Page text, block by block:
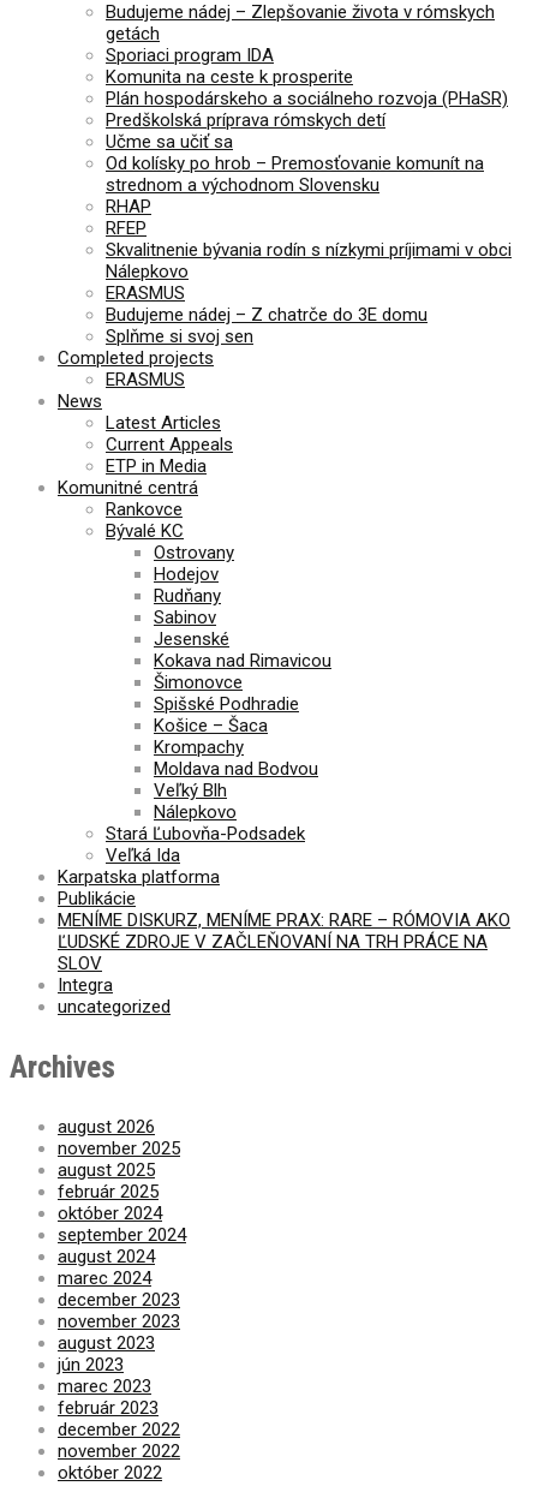
Budujeme nádej – Zlepšovanie života v rómskych
getách
Sporiaci program IDA
Komunita na ceste k prosperite
Plán hospodárskeho a sociálneho rozvoja (PHaSR)
Predškolská príprava rómskych detí
Učme sa učiť sa
Od kolísky po hrob – Premosťovanie komunít na
strednom a východnom Slovensku
RHAP
RFEP
Skvalitnenie bývania rodín s nízkymi príjimami v obci
Nálepkovo
ERASMUS
Budujeme nádej – Z chatrče do 3E domu
Splňme si svoj sen
Completed projects
ERASMUS
News
Latest Articles
Current Appeals
ETP in Media
Komunitné centrá
Rankovce
Bývalé KC
Ostrovany
Hodejov
Rudňany
Sabinov
Jesenské
Kokava nad Rimavicou
Šimonovce
Spišské Podhradie
Košice – Šaca
Krompachy
Moldava nad Bodvou
Veľký Blh
Nálepkovo
Stará Ľubovňa-Podsadek
Veľká Ida
Karpatska platforma
Publikácie
MENÍME DISKURZ, MENÍME PRAX: RARE – RÓMOVIA AKO
ĽUDSKÉ ZDROJE V ZAČLEŇOVANÍ NA TRH PRÁCE NA
SLOV
Integra
uncategorized
Archives
august 2026
november 2025
august 2025
február 2025
október 2024
september 2024
august 2024
marec 2024
december 2023
november 2023
august 2023
jún 2023
marec 2023
február 2023
december 2022
november 2022
október 2022